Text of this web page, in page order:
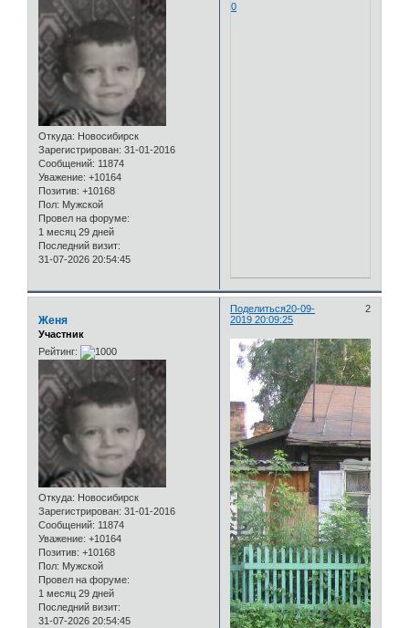
Откуда: Новосибирск
Зарегистрирован: 31-01-2016
Сообщений: 11874
Уважение: +10164
Позитив: +10168
Пол: Мужской
Провел на форуме:
1 месяц 29 дней
Последний визит:
31-07-2026 20:54:45
0
Поделиться 2
20-09-
2019 20:09:25
Женя
Участник
Рейтинг:
Откуда: Новосибирск
Зарегистрирован: 31-01-2016
Сообщений: 11874
Уважение: +10164
Позитив: +10168
Пол: Мужской
Провел на форуме:
1 месяц 29 дней
Последний визит:
31-07-2026 20:54:45